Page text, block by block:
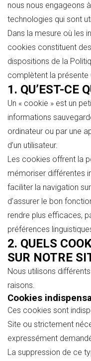
nous nous engageons
technologies qui sont
Dans la mesure où les
cookies constituent
dispositions de la
complètent la présente
1. QU’EST-CE
Un « cookie » est un
informations
ordinateur ou par une
d’un utilisateur.
Les cookies offrent la
mémoriser différentes
faciliter la navigation
d’assurer le bon
rendre plus efficaces,
préférences
2. QUELS
SUR NOTRE
Nous utilisons
raisons.
Cookies
Ces cookies sont
Site ou strictement
expressément
La suppression de ce